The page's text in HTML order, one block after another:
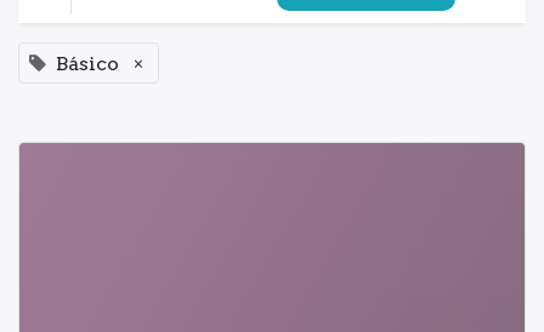
Básico ×